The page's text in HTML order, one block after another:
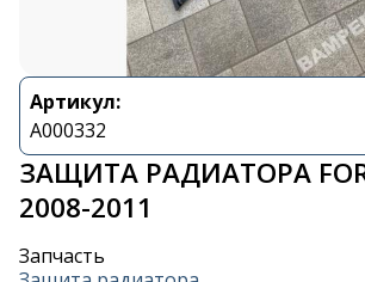
Артикул:
A000332
ЗАЩИТА РАДИАТОРА
2008-2011
Запчасть